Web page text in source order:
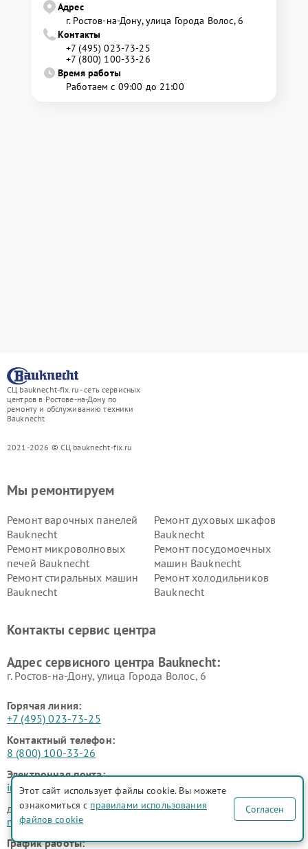
Адрес
г. Ростов-на-Дону, улица Города Волос, 6
Контакты
+7 (495) 023-73-25
+7 (800) 100-33-26
Время работы
Работаем с 09:00 до 21:00
СЦ bauknecht-fix.ru - сеть сервисных
центров в Ростове-на-Дону по
ремонту и обслуживанию техники
Bauknecht
2021-2026 © СЦ bauknecht-fix.ru
Мы ремонтируем
Ремонт варочных панелей
Bauknecht
Ремонт духовых шкафов
Bauknecht
Ремонт микроволновых
печей Bauknecht
Ремонт посудомоечных
машин Bauknecht
Ремонт стиральных машин
Bauknecht
Ремонт холодильников
Bauknecht
Контакты сервис центра
Адрес сервисного центра Bauknecht:
г. Ростов-на-Дону, улица Города Волос, 6
Горячая линия:
+7 (495) 023-73-25
Контактный телефон:
8 (800) 100-33-26
Электронная почта:
info@bauknecht-fix.ru
для юридических лиц
manager@fix-bauknecht.ru
График работы:
Этот сайт использует файлы cookie. Вы можете
ознакомиться с правилами использования
файлов cookie
Согласен